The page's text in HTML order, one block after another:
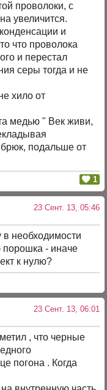
проволоки, с
увеличится.
и
что проволока
и перестал
серы тогда и не
хило от
" Век живи,
подальше от
1
23 Сент. 13, 05:46
необходимости
- иначе
к нулю?
23 Сент. 13, 06:01
, что черные
погона . Когда